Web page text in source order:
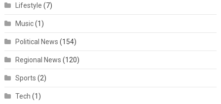
Lifestyle (7)
Music(1)
Political News (154)
Regional News (120)
Sports (2)
Tech (1)